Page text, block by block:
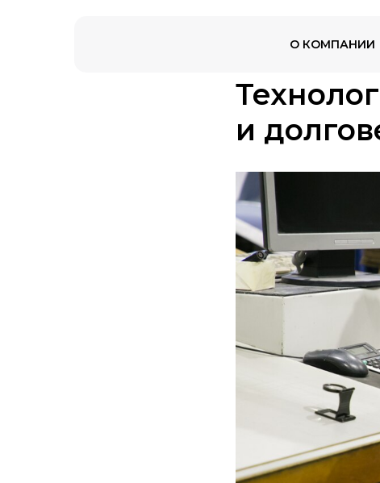
О КОМПАНИИ
и